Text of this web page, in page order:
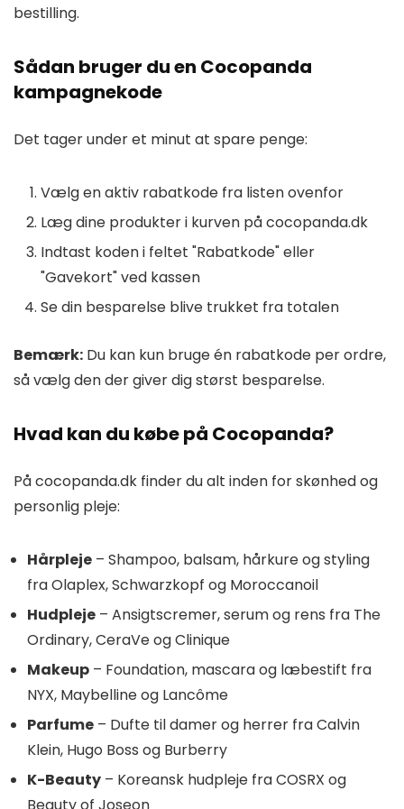
bestilling.
Sådan bruger du en Cocopanda
kampagnekode
Det tager under et minut at spare penge:
Vælg en aktiv rabatkode fra listen ovenfor
Læg dine produkter i kurven på cocopanda.dk
Indtast koden i feltet "Rabatkode" eller
"Gavekort" ved kassen
Se din besparelse blive trukket fra totalen
Bemærk: Du kan kun bruge én rabatkode per ordre,
så vælg den der giver dig størst besparelse.
Hvad kan du købe på Cocopanda?
På cocopanda.dk finder du alt inden for skønhed og
personlig pleje:
Hårpleje – Shampoo, balsam, hårkure og styling
fra Olaplex, Schwarzkopf og Moroccanoil
Hudpleje – Ansigtscremer, serum og rens fra The
Ordinary, CeraVe og Clinique
Makeup – Foundation, mascara og læbestift fra
NYX, Maybelline og Lancôme
Parfume – Dufte til damer og herrer fra Calvin
Klein, Hugo Boss og Burberry
K-Beauty – Koreansk hudpleje fra COSRX og
Beauty of Joseon